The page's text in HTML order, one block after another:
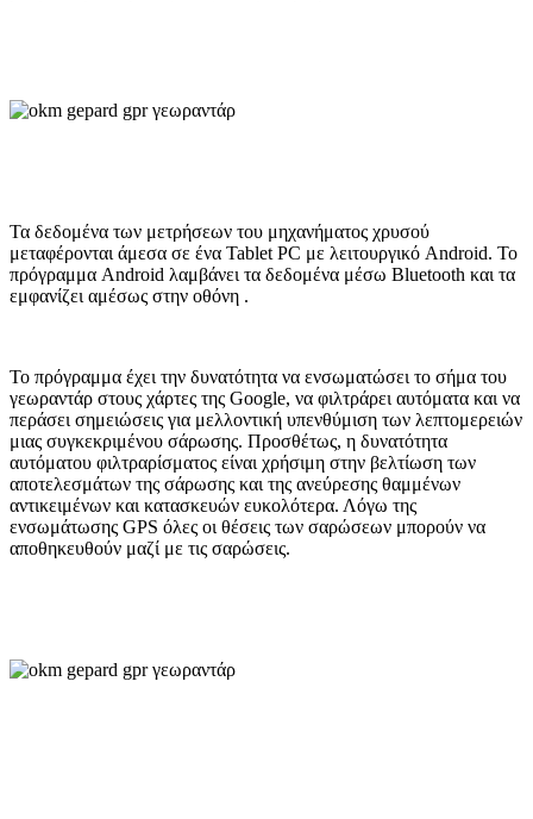
Τα δεδομένα των μετρήσεων του μηχανήματος χρυσού
μεταφέρονται άμεσα σε ένα Tablet PC με λειτουργικό Android. Το
πρόγραμμα Android λαμβάνει τα δεδομένα μέσω Bluetooth και τα
εμφανίζει αμέσως στην οθόνη .
Το πρόγραμμα έχει την δυνατότητα να ενσωματώσει το σήμα του
γεωραντάρ στους χάρτες της Google, να φιλτράρει αυτόματα και να
περάσει σημειώσεις για μελλοντική υπενθύμιση των λεπτομερειών
μιας συγκεκριμένου σάρωσης. Προσθέτως, η δυνατότητα
αυτόματου φιλτραρίσματος είναι χρήσιμη στην βελτίωση των
αποτελεσμάτων της σάρωσης και της ανεύρεσης θαμμένων
αντικειμένων και κατασκευών ευκολότερα. Λόγω της
ενσωμάτωσης GPS όλες οι θέσεις των σαρώσεων μπορούν να
αποθηκευθούν μαζί με τις σαρώσεις.